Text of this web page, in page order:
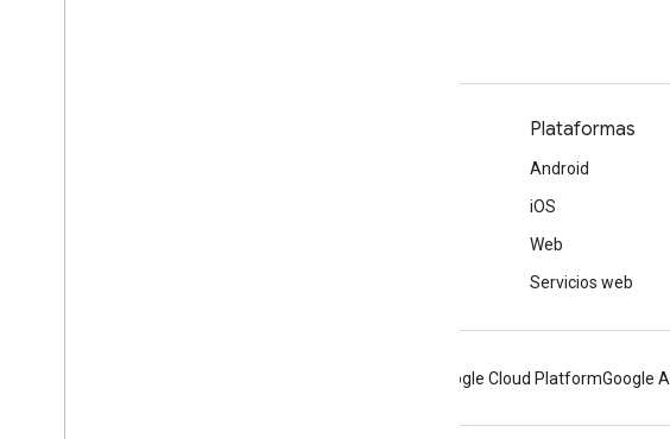
Plataformas
Android
iOS
Web
Servicios web
Google Cloud PlatformGoogle AI